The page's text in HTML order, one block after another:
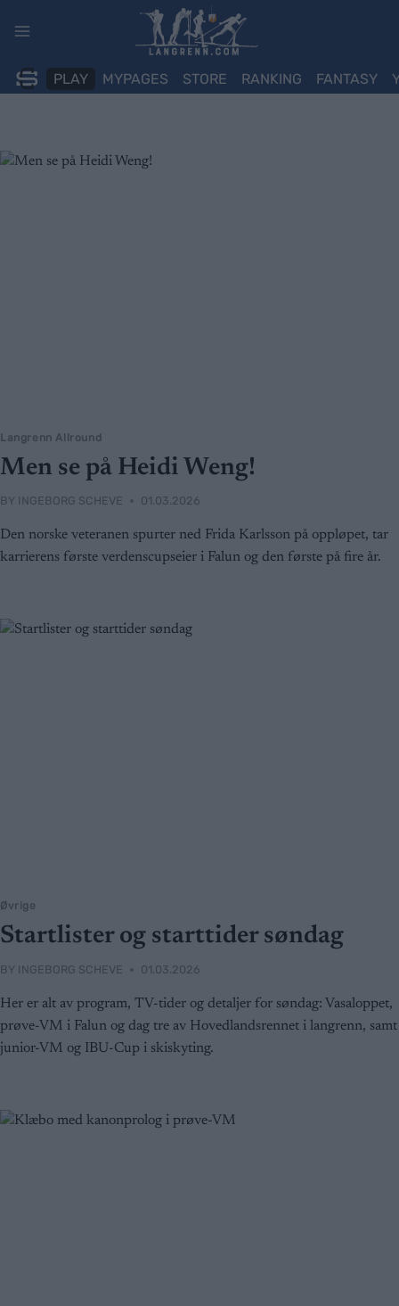
PLAY MYPAGES STORE RANKING FANTASY
Langrenn Allround
Men se på Heidi Weng!
BY INGEBORG SCHEVE 01.03.2026
Den norske veteranen spurter ned Frida Karlsson på oppløpet, tar
karrierens første verdenscupseier i Falun og den første på fire år.
Øvrige
Startlister og starttider søndag
BY INGEBORG SCHEVE 01.03.2026
Her er alt av program, TV-tider og detaljer for søndag: Vasaloppet,
prøve-VM i Falun og dag tre av Hovedlandsrennet i langrenn, samt
junior-VM og IBU-Cup i skiskyting.